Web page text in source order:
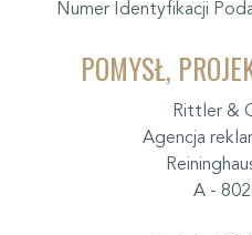
Numer Identyfikacji
POMYSŁ,
Rittler &
Agencja
A -